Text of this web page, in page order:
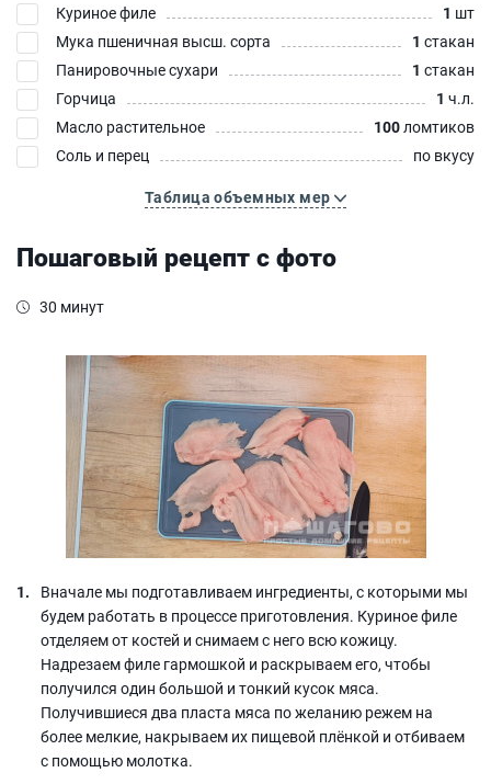
Куриное филе
1 шт
Мука пшеничная высш. сорта
1 стакан
Панировочные сухари
1 стакан
Горчица
1 ч.л.
Масло растительное
100ломтиков
Соль и перец
по вкусу
Таблица объемных мер
Пошаговый рецепт с фото
30 минут
Вначале мы подготавливаем ингредиенты, с которыми мы
будем работать в процессе приготовления. Куриное филе
отделяем от костей и снимаем с него всю кожицу.
Надрезаем филе гармошкой и раскрываем его, чтобы
получился один большой и тонкий кусок мяса.
Получившиеся два пласта мяса по желанию режем на
более мелкие, накрываем их пищевой плёнкой и отбиваем
с помощью молотка.